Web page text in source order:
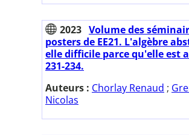
2023 Volume des
posters de EE21. L'algèbre
elle difficile parce qu'elle est
231-234.
Auteurs : Chorlay Renaud ;
Nicolas